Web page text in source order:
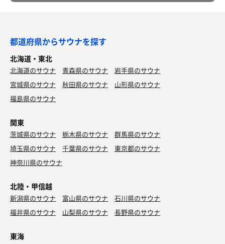
都道府県からサウナを探す
北海道・東北
北海道のサウナ 青森県のサウナ
岩手県のサウナ
宮城県のサウナ
秋田県のサウナ
山形県のサウナ
福島県のサウナ
関東
茨城県のサウナ 栃木県のサウナ
群馬県のサウナ
埼玉県のサウナ
千葉県のサウナ
東京都のサウナ
神奈川県のサウナ
北陸・甲信越
新潟県のサウナ 富山県のサウナ
石川県のサウナ
福井県のサウナ
山梨県のサウナ 長野県のサウナ
東海